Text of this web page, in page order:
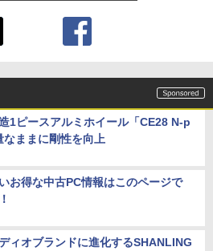
1ピースアルミホイール「CE28 N-p
ままに剛性を向上
お得な中古PC情報はこのページで
ィオブランドに進化するSHANLING